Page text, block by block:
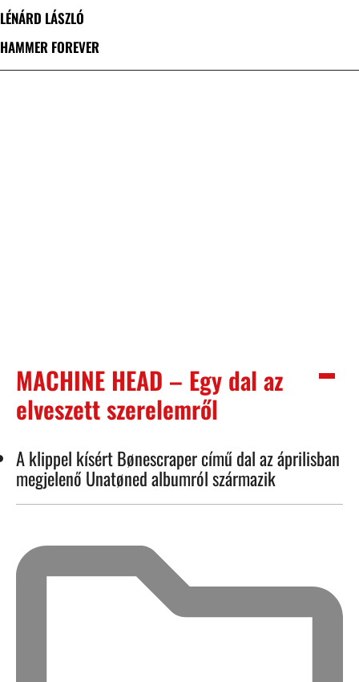
LÉNÁRD LÁSZLÓ
HAMMER FOREVER
MACHINE HEAD – Egy dal az
elveszett szerelemről
A klippel kísért Bønescraper című dal az áprilisban
megjelenő Unatøned albumról származik